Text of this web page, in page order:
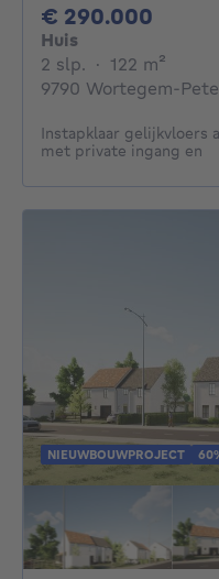
€ 290.000
Huis
2 slp. 2 slaapkamers
· 122 m²
9790 Wortegem-
Instapklaar gelijkvloers
met private ingang en
NIEUWBOUWPROJECT